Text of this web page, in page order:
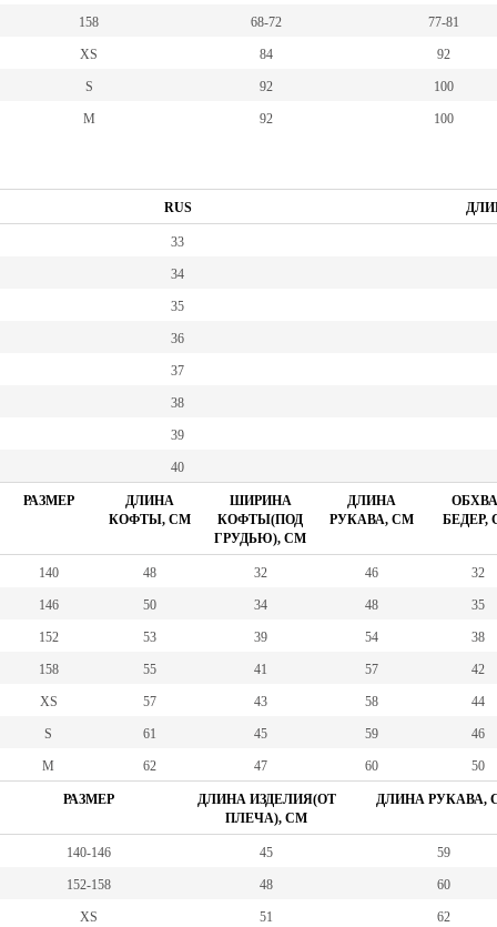
158 68-72 77-81
XS 84 92
S 92 100
M 92 100
RUS
33
34
35
36
37
38
39
40
РАЗМЕР
ДЛИНА
КОФТЫ, СМ
ШИРИНА
КОФТЫ(ПОД
ГРУДЬЮ), СМ
ДЛИНА
РУКАВА, СМ
БЕДЕР,
140 48 32 46 32
146 50 34 48 35
152 53 39 54 38
158 55 41 57 42
XS 57 43 58 44
S 61 45 59 46
M 62 47 60 50
РАЗМЕР
ДЛИНА ИЗДЕЛИЯ(ОТ
ПЛЕЧА), СМ
ДЛИНА РУКАВА,
140-146 45 59
152-158 48 60
XS 51 62